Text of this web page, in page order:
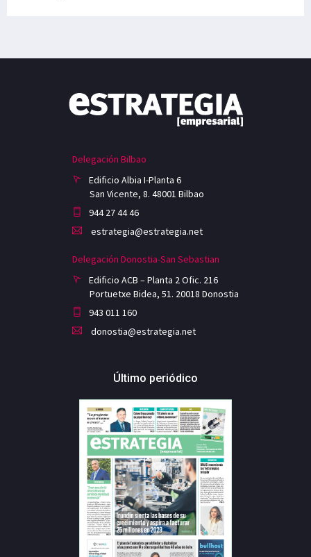
Delegación Bilbao
Edificio Albia I-Planta 6
San Vicente, 8. 48001 Bilbao
944 27 44 46
estrategia@estrategia.net
Delegación Donostia-San Sebastian
Edificio ACB – Planta 2 Ofic. 216
Portuetxe Bidea, 51. 20018 Donostia
943 011 160
donostia@estrategia.net
Último periódico